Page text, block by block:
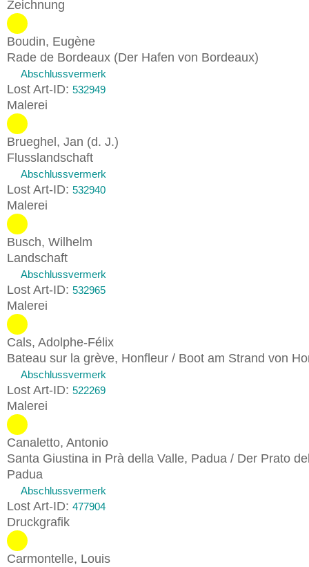
Zeichnung
Boudin, Eugène
Rade de Bordeaux (Der Hafen von Bordeaux)
Abschlussvermerk
Lost Art-ID: 532949
Malerei
Brueghel, Jan (d. J.)
Flusslandschaft
Abschlussvermerk
Lost Art-ID: 532940
Malerei
Busch, Wilhelm
Landschaft
Abschlussvermerk
Lost Art-ID: 532965
Malerei
Cals, Adolphe-Félix
Bateau sur la grève, Honfleur / Boot am Strand von
Abschlussvermerk
Lost Art-ID: 522269
Malerei
Canaletto, Antonio
Santa Giustina in Prà della Valle, Padua / Der Prato
Padua
Abschlussvermerk
Lost Art-ID: 477904
Druckgrafik
Carmontelle, Louis